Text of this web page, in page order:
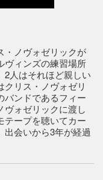
・ノヴォゼリックが
ヴィンズの練習場所
2人はそれほど親しい
リス・ノヴォゼリ
バンドであるフィー
ヴォゼリックに渡し
テープを聴いてカー
出会いから3年が経過